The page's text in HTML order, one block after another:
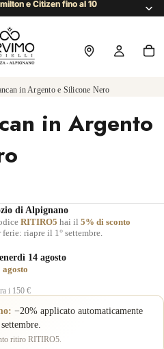
e Citizen fino al 10
e Citizen fino al 10
in Argento e Silicone Nero
in Argento
di Alpignano
RITIRO5 hai il 5% di sconto
ferie: riapre il 1° settembre.
14 agosto
i 150 €
−20% applicato automaticamente
ritiro RITIRO5.